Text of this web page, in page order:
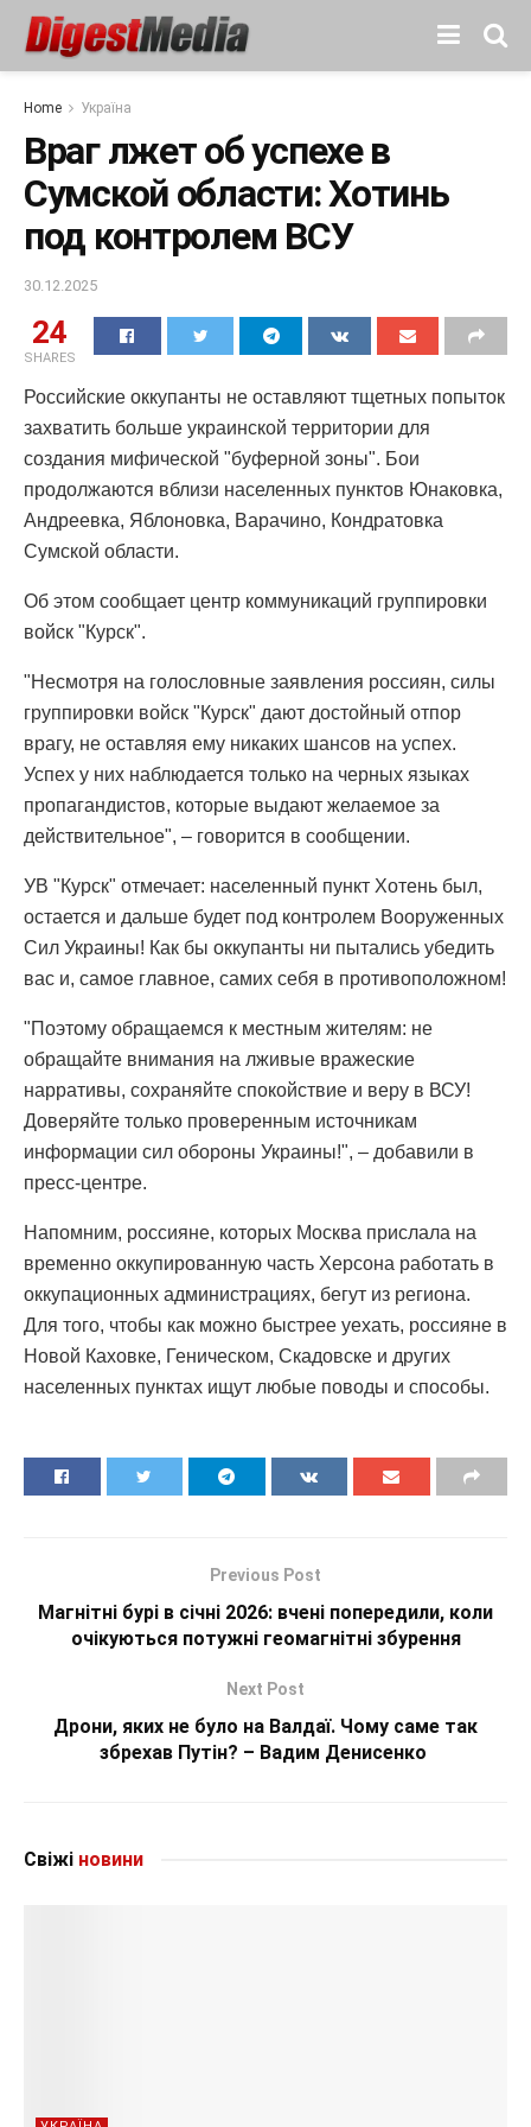
Home Україна
Враг лжет об успехе в
Сумской области: Хотинь
под контролем ВСУ
30.12.2025
24
SHARES
Российские оккупанты не оставляют тщетных попыток
захватить больше украинской территории для
создания мифической "буферной зоны". Бои
продолжаются вблизи населенных пунктов Юнаковка,
Андреевка, Яблоновка, Варачино, Кондратовка
Сумской области.
Об этом сообщает центр коммуникаций группировки
войск "Курск".
"Несмотря на голословные заявления россиян, силы
группировки войск "Курск" дают достойный отпор
врагу, не оставляя ему никаких шансов на успех.
Успех у них наблюдается только на черных языках
пропагандистов, которые выдают желаемое за
действительное", – говорится в сообщении.
УВ "Курск" отмечает: населенный пункт Хотень был,
остается и дальше будет под контролем Вооруженных
Сил Украины! Как бы оккупанты ни пытались убедить
вас и, самое главное, самих себя в противоположном!
"Поэтому обращаемся к местным жителям: не
обращайте внимания на лживые вражеские
нарративы, сохраняйте спокойствие и веру в ВСУ!
Доверяйте только проверенным источникам
информации сил обороны Украины!", – добавили в
пресс-центре.
Напомним, россияне, которых Москва прислала на
временно оккупированную часть Херсона работать в
оккупационных администрациях, бегут из региона.
Для того, чтобы как можно быстрее уехать, россияне в
Новой Каховке, Геническом, Скадовске и других
населенных пунктах ищут любые поводы и способы.
Previous Post
Магнітні бурі в січні 2026: вчені попередили, коли
очікуються потужні геомагнітні збурення
Next Post
Дрони, яких не було на Валдаї. Чому саме так
збрехав Путін? – Вадим Денисенко
Свіжі новини